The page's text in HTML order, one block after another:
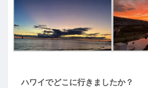
ハワイでどこに行きましたか？